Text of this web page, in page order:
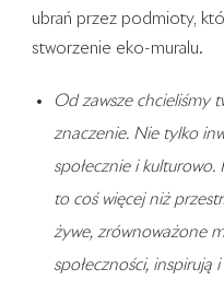
ubrań przez podmioty,
stworzenie eko-muralu.
Od zawsze chcieliśmy
znaczenie. Nie tylko
społecznie i
to coś więcej niż
żywe, zrównoważone
społeczności, inspirują